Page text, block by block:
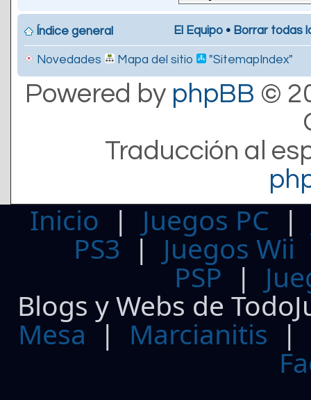
Índice general El Equipo • Borrar todas
Novedades Mapa del sitio "SitemapIndex"
Powered by phpBB ©
Traducción al
Inicio | Juegos PC
PS3| Juegos Wii
PSP |
Blogs y Webs de
Mesa | Marcianitis |